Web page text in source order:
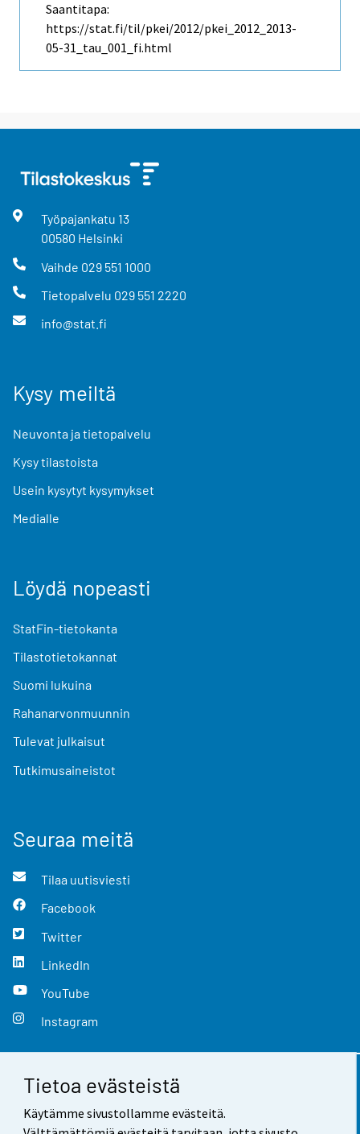
Tietoa evästeistä
Käytämme sivustollamme evästeitä.
Saantitapa:
https://stat.fi/til/pkei/2012/pkei_2012_2013-
05-31_tau_001_fi.html
Työpajankatu 13
00580 Helsinki
Vaihde 029 551 1000
Tietopalvelu 029 551 2220
info@stat.fi
Kysy meiltä
Neuvonta ja tietopalvelu
Kysy tilastoista
Usein kysytyt kysymykset
Medialle
Löydä nopeasti
StatFin-tietokanta
Tilastotietokannat
Suomi lukuina
Rahanarvonmuunnin
Tulevat julkaisut
Tutkimusaineistot
Seuraa meitä
Tilaa uutisviesti
Facebook
Twitter
LinkedIn
YouTube
Instagram
Yhteystiedot
Palaute